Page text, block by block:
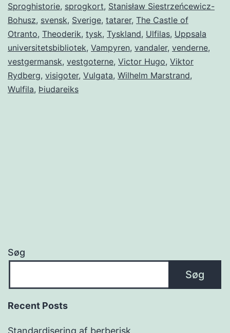
Sproghistorie, sprogkort, Stanisław Siestrzeńcewicz-
Bohusz, svensk, Sverige, tatarer, The Castle of
Otranto, Theoderik, tysk, Tyskland, Ulfilas, Uppsala
universitetsbibliotek, Vampyren, vandaler, venderne,
vestgermansk, vestgoterne, Victor Hugo, Viktor
Rydberg, visigoter, Vulgata, Wilhelm Marstrand,
Wulfila, Þiudareiks
Søg
Søg
Recent Posts